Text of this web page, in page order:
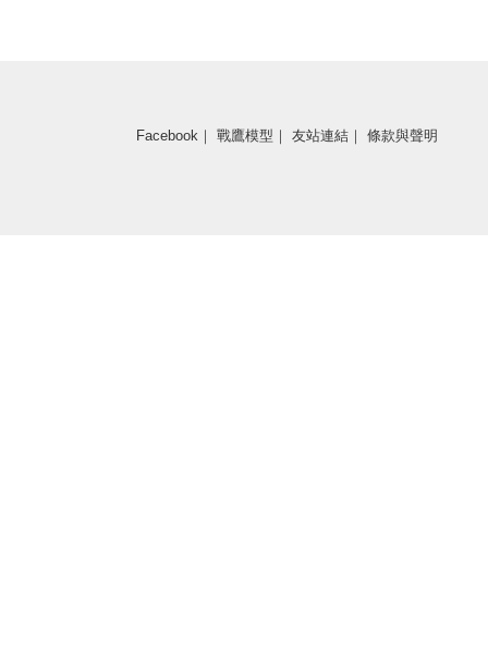
Facebook ｜ 戰鷹模型 ｜ 友站連結 ｜ 條款與聲明